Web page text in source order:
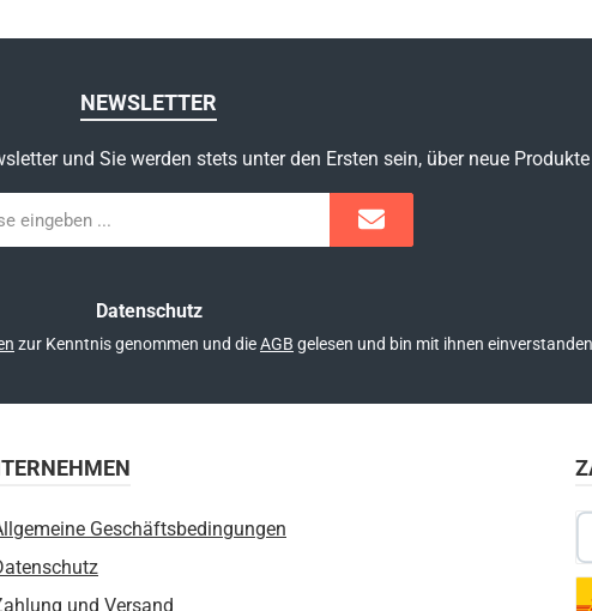
NEWSLETTER
und Sie werden stets unter den Ersten sein, über neue
Datenschutz
zur Kenntnis genommen und dieAGB gelesen und bin mit ihnen
Geschäftsbedingungen
und Versand